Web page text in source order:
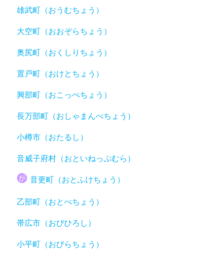
雄武町（おうむちょう）
大空町（おおぞらちょう）
奥尻町（おくしりちょう）
置戸町（おけとちょう）
興部町（おこっぺちょう）
長万部町（おしゃまんべちょう）
小樽市（おたるし）
音威子府村（おといねっぷむら）
音更町（おとふけちょう）
乙部町（おとべちょう）
帯広市（おびひろし）
小平町（おびらちょう）